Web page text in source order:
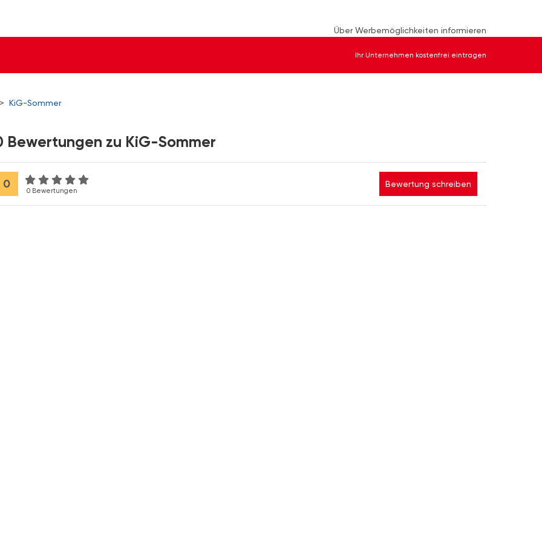
Über Werbemöglichkeiten informieren
Ihr Unternehmen kostenfrei eintragen
> KiG-Sommer
Bewertungen zu KiG-Sommer
0
0 Bewertungen
Bewertung schreiben